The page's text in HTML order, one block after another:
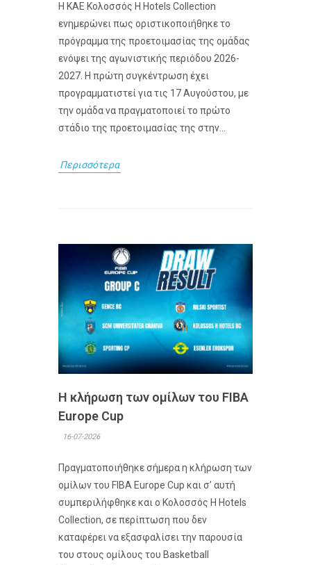
Η ΚΑΕ Κολοσσός H Hotels Collection
ενημερώνει πως οριστικοποιήθηκε το
πρόγραμμα της προετοιμασίας της ομάδας
ενόψει της αγωνιστικής περιόδου 2026-
2027. Η πρώτη συγκέντρωση έχει
προγραμματιστεί για τις 17 Αυγούστου, με
την ομάδα να πραγματοποιεί το πρώτο
στάδιο της προετοιμασίας της στην...
Περισσότερα
Η κλήρωση των ομίλων του FIBA
Europe Cup
16-07-2026
Πραγματοποιήθηκε σήμερα η κλήρωση των
ομίλων του FIBA Europe Cup και σ’ αυτή
συμπεριλήφθηκε και ο Κολοσσός H Hotels
Collection, σε περίπτωση που δεν
καταφέρει να εξασφαλίσει την παρουσία
του στους ομίλους του Basketball